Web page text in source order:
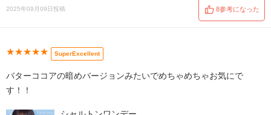
2025年09月09日投稿 8参考になった
★★★★★ SuperExcellent
バターココアの暗めバージョンみたいでめちゃめちゃお気にで
す！！